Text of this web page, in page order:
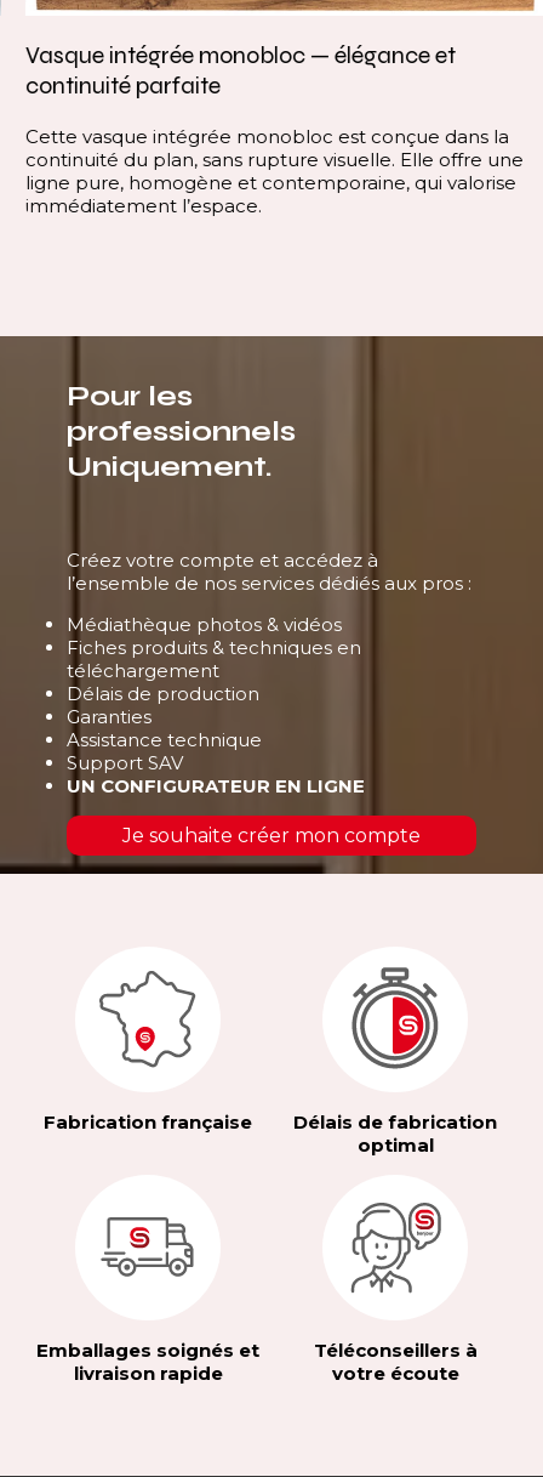
Vasque intégrée monobloc — élégance et
continuité parfaite
Cette vasque intégrée monobloc est conçue dans la
continuité du plan, sans rupture visuelle. Elle offre une
ligne pure, homogène et contemporaine, qui valorise
immédiatement l’espace.
Pour les
professionnels
Uniquement.
Créez votre compte et accédez à
l’ensemble de nos services dédiés aux pros :
Médiathèque photos & vidéos
Fiches produits & techniques en
téléchargement
Délais de production
Garanties
Assistance technique
Support SAV
UN CONFIGURATEUR EN LIGNE
Je souhaite créer mon compte
Fabrication française
Délais de fabrication
optimal
Emballages soignés et
livraison rapide
Téléconseillers à
votre écoute